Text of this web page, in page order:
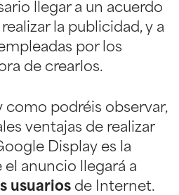
llegar a un acuerdo
la publicidad, y a
por los
de crearlos.
como podréis observar,
ventajas de realizar
Display es la
anuncio llegará a
usuarios de Internet.